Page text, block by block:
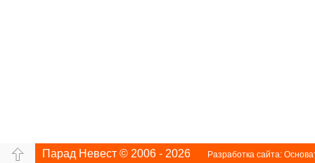
Парад Невест © 2006 - 2026 Разработка сайта: